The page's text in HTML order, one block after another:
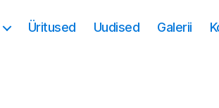
Üritused Uudised Galerii